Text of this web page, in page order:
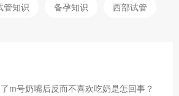
管知识 备孕知识 西部试管
m号奶嘴后反而不喜欢吃奶是怎回事？